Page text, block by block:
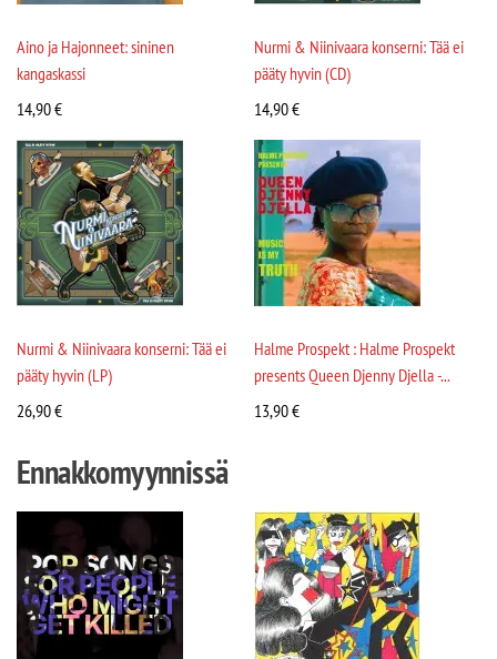
Aino ja Hajonneet: sininen
kangaskassi
14,90€
Nurmi & Niinivaara konserni: Tää ei
pääty hyvin (CD)
14,90€
Nurmi & Niinivaara konserni: Tää ei
pääty hyvin (LP)
26,90€
Halme Prospekt : Halme Prospekt
presents Queen Djenny Djella -...
13,90€
Ennakkomyynnissä